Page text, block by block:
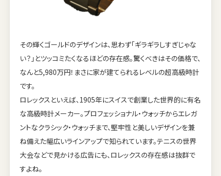
その輝くゴールドのデザインは、思わず「ギラギラしすぎじゃな
い？」とツッコミたくなるほどの存在感。驚くべきはその価格で、
なんと5,980万円！まさに家が建てられるレベルの超高級時計
です。
ロレックスといえば、1905年にスイスで創業した世界的に有名
な高級時計メーカー。プロフェッショナル・ウォッチからエレガ
ントなクラシック・ウォッチまで、堅牢性と美しいデザインを兼
ね備えた幅広いラインアップで知られています。テニスの世界
大会などで見かける広告にも、ロレックスの存在感は抜群で
すよね。